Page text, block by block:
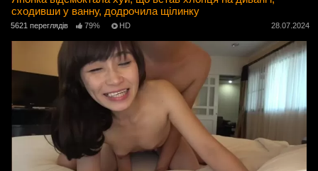
сходивши у ванну, додрочила щілинку
5621 переглядів 79% HD 28.07.2024